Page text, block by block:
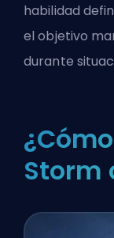
habilidad
el objetivo
durante
Storm